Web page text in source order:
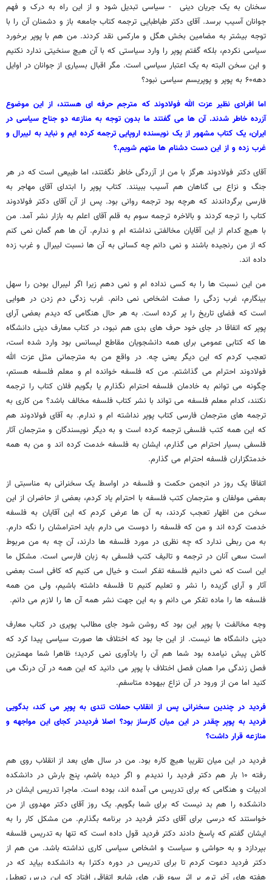
سخنان به یک جریان دینی - سیاسی تبدیل شود و از این راه به درک و فهم
جوانان آسیب برسد. آقای دکتر طباطبایی ترجمه کتاب جامعه باز و دشمنان آن را با
توجه بیشتر به مضامین بخش هگل و مارکس نقد کردند. من هم با پوپر برخورد
سیاسی نکردم، بلکه گفتم پوپر را وارد سیاستی که با آن هیچ سنخیتی ندارد نکنیم
و این سخن البته به یک اعتبار سیاسی است. مگر اقبال بسیاری از جوانان در اوایل
دهه۶۰ به پوپر و پوپریسم سیاسی نبود؟
اما افرادی نظیر عزت الله فولادوند که مترجم حرفه ای هستند، از این موضوع
آزرده خاطر شدند. آن ها می گفتند ما بدون توجه به منازعه دو جناح سیاسی در
ایران، یک کتاب مشهور از یک نویسنده اروپایی ترجمه کرده ایم و نباید به لیبرال و
غرب زده و از این دست دشنام ها متهم شویم.؟
آقای دکتر فولادوند هرگز با من از آزردگی خاطر نگفتند، اما طبیعی است که در هر
جنگ و نزاع بی گناهان هم آسیب ببینند. کتاب پوپر را ابتدای آقای مهاجر به
فارسی برگرداندند که هرچه بود ترجمه روانی بود. پس از آن آقای دکتر فولادوند
کتاب را ترجه کردند و بالاخره ترجمه سوم به قلم آقای اعلم به بازار نشر آمد. من
با هیچ کدام از این آقایان مخالفتی نداشته ام و ندارم. آن ها هم گمان نمی کنم
که از من رنجیده باشند و نمی دانم چه کسانی به آن ها نسبت لیبرال و غرب زده
داده اند.
من این نسبت ها را به کسی نداده ام و نمی دهم زیرا اگر لیبرال بودن را سهل
بینگارم، غرب زدگی را صفت اشخاص نمی دانم. غرب زدگی دم زدن در هوایی
است که فضای تاریخ را پر کرده است. به هر حال هنگامی که دیدم بعضی آرای
پوپر که اتفاقا در جای خود حرف های بدی هم نبود، در کتاب معارف دینی دانشگاه
ها که کتابی عمومی برای همه دانشجویان مقاطع لیسانس بود وارد شده است،
تعجب کردم که این دیگر یعنی چه. در واقع من به مترجمانی مثل عزت الله
فولادوند احترام می گذاشتم. من که فلسفه خوانده ام و معلم فلسفه هستم،
چگونه می توانم به خادمان فلسفه احترام نگذارم یا بگویم فلان کتاب را ترجمه
نکنند، کدام معلم فلسفه می تواند با نشر کتاب فلسفه مخالف باشد؟ من کاری به
ترجمه های مترجمان فارسی کتاب پوپر نداشته ام و ندارم. به آقای فولادوند هم
که این همه کتب فلسفی ترجمه کرده است و به دیگر نویسندگان و مترجمان آثار
فلسفی بسیار احترام می گذارم، ایشان به فلسفه خدمت کرده اند و من به همه
خدمتگزاران فلسفه احترام می گذارم.
اتفاقا یک روز در انجمن حکمت و فلسفه در اواسط یک سخنرانی به مناسبتی از
بعضی مولفان و مترجمان کتب فلسفه با احترام یاد کردم، بعضی از حاضران از این
سخن من اظهار تعجب کردند، به آن ها عرض کردم که این آقایان به فلسفه
خدمت کرده اند و من که فلسفه را دوست می دارم باید احترامشان را نگه دارم.
به من ربطی ندارد که چه نظری در مورد فلسفه ها دارند، آن چه به من مربوط
است سعی آنان در ترجمه و تالیف کتب فلسفی به زبان فارسی است. مشکل ما
این است که نمی دانیم فلسفه تفکر است و خیال می کنیم که کافی است بعضی
آثار و آرای گزیده را نشر و تعلیم کنیم تا فلسفه داشته باشیم، ولی من همه
فلسفه ها را ماده تفکر می دانم و به این جهت نشر همه آن ها را لازم می دانم.
وجه مخالفت با پوپر این بود که روشن شود جای مطالب پوپری در کتاب معارف
دینی دانشگاه ها نیست. از این جا بود که اختلاف ها صورت سیاسی پیدا کرد که
کاش پیش نیامده بود شما هم آن را یادآوری نمی کردید؛ ظاهرا شما مهمترین
فصل زندگی مرا همان فصل اختلاف با پوپر می دانید که این همه در آن درنگ می
کنید اما من از ورود در آن نزاع بیهوده متاسفم.
فردید در چندین سخنرانی پس از انقلاب حملات تندی به پوپر می کند، بدگویی
فردید به پوپر چقدر در این میان کارساز بود؟ اصلا فردیددر کجای این مواجهه و
منازعه قرار داشت؟
فردید در این میان تقریبا هیچ کاره بود. من در سال های بعد از انقلاب روی هم
رفته ۱۰ بار هم دکتر فردید را ندیدم و اگر دیده باشم، پنج بارش در دانشکده
ادبیات و هنگامی که برای تدریس می آمده اند، بوده است. ماجرا تدریس ایشان در
دانشکده را هم بد نیست که برای شما بگویم. یک روز آقای دکتر مهدوی از من
خواستند که درسی برای آقای دکتر فردید در برنامه بگذارم. من مشکل کار را به
ایشان گفتم که پاسخ دادند دکتر فردید قول داده است که تنها به تدریس فلسفه
بپردازد و به حواشی و سیاست و اشخاص سیاسی کاری نداشته باشد. من هم از
دکتر فردید دعوت کردم تا برای تدریس در دوره دکترا به دانشکده بیاید که در